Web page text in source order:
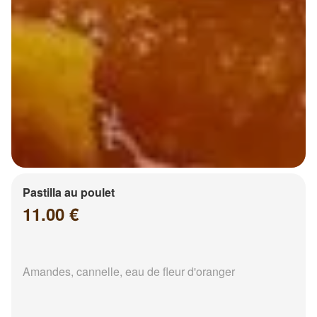
Pastilla au poulet
11.00 €
Amandes, cannelle, eau de fleur d'oranger